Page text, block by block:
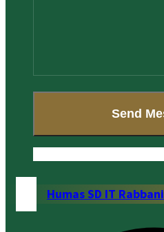
Humas SD IT Rabbani